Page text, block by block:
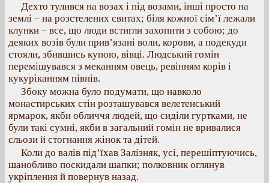
Дехто тулився на возах і під возами, інші просто на
землі – на розстелених свитах; біля кожної сім’ї лежали
клунки – все, що люди встигли захопити з собою; до
деяких возів були прив’язані воли, корови, а подекуди
стояли, збившись купою, вівці. Людський гомін
перемішувався з меканням овець, ревінням корів і
кукуріканням півнів.
Збоку можна було подумати, що навколо
монастирських стін розташувався велетенський
ярмарок, якби обличчя людей, що сиділи гуртками, не
були такі сумні, якби в загальний гомін не вривалися
сльози й стогнання жінок та дітей.
Коли до валів під’їхав Залізняк, усі, перешіптуючись,
шанобливо поскидали шапки; полковник оглянув
укріплення й повернув назад.